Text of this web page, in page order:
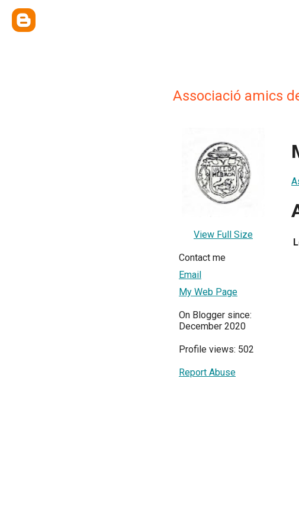
Associació amics
View Full Size
Contact me
Email
My Web Page
On Blogger since:
December 2020
Profile views: 502
Report Abuse